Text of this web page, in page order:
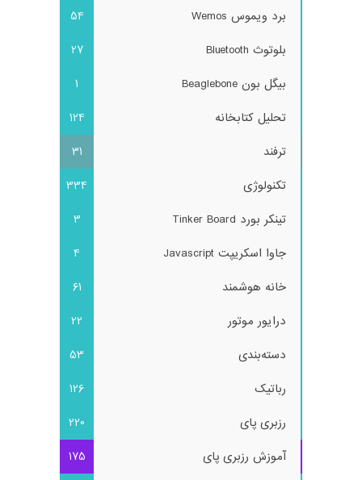
برد ویموس Wemos
54
بلوتوث Bluetooth
27
بیگل بون Beaglebone
1
تحلیل کتابخانه
124
ترفند
31
تکنولوژی
334
تینکر بورد Tinker Board
3
جاوا اسکریپت Javascript
4
خانه هوشمند
61
درایور موتور
22
دسته‌بندی
53
رباتیک
126
رزبری پای
220
آموزش رزبری پای
175